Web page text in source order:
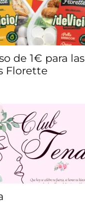
de 1€ para las
Florette